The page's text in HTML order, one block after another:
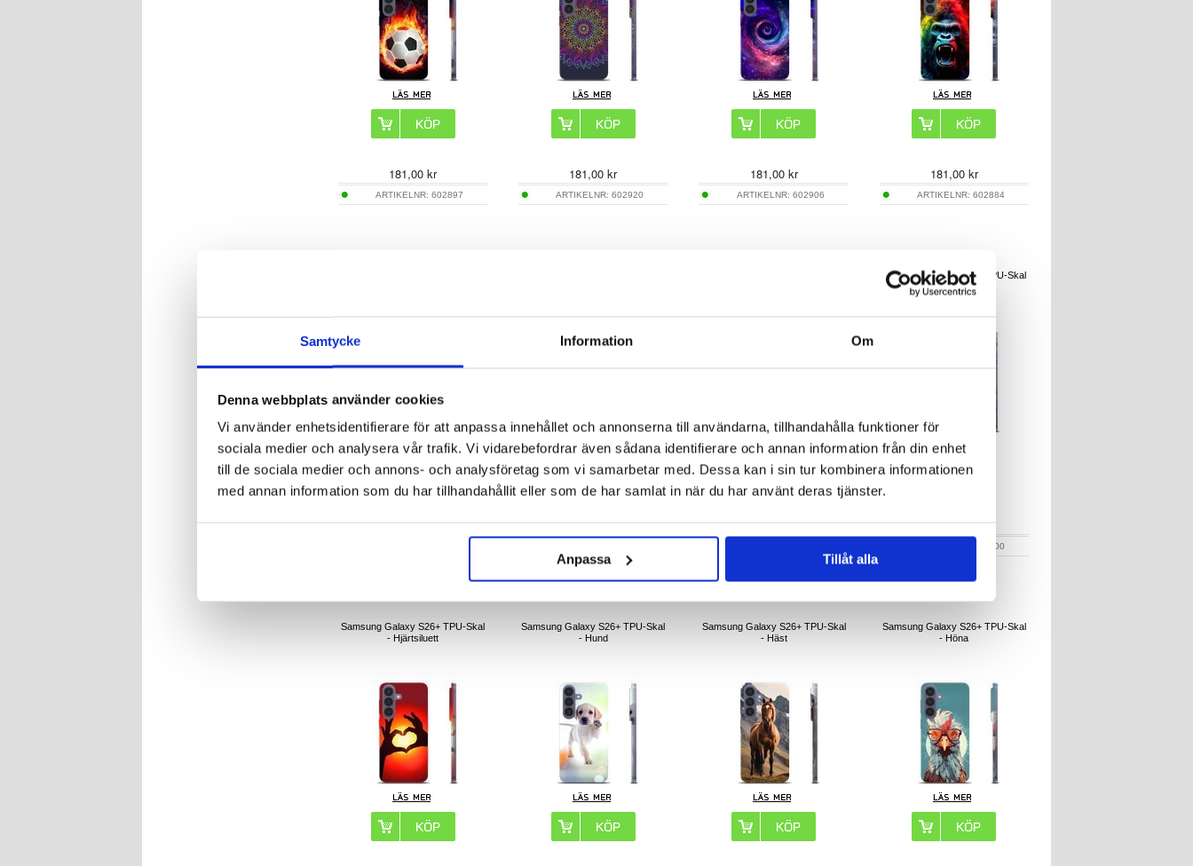
Samtycke Information Om
Denna webbplats använder cookies
Vi använder enhetsidentifierare för att anpassa innehållet och annonserna till användarna, tillhandahålla funktioner för
sociala medier och analysera vår trafik. Vi vidarebefordrar även sådana identifierare och annan information från din enhet
till de sociala medier och annons- och analysföretag som vi samarbetar med. Dessa kan i sin tur kombinera informationen
med annan information som du har tillhandahållit eller som de har samlat in när du har använt deras tjänster.
Anpassa Tillåt alla
181,00 kr
ARTIKELNR:602897
181,00 kr
ARTIKELNR:602920
181,00kr
ARTIKELNR: 602906
181,00kr
ARTIKELNR: 602884
Samsung Galaxy S26+ TPU-Skal
- Hjärter
602900
Samsung Galaxy S26+ TPU-Skal
- Hjärtsiluett
Samsung Galaxy S26+ TPU-Skal
- Hund
Samsung Galaxy S26+ TPU-Skal
- Häst
Samsung Galaxy S26+ TPU-Skal
- Höna